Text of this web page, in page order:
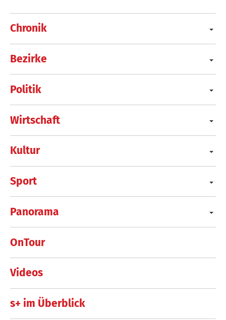
Chronik
Bezirke
Politik
Wirtschaft
Kultur
Sport
Panorama
OnTour
Videos
s+ im Überblick